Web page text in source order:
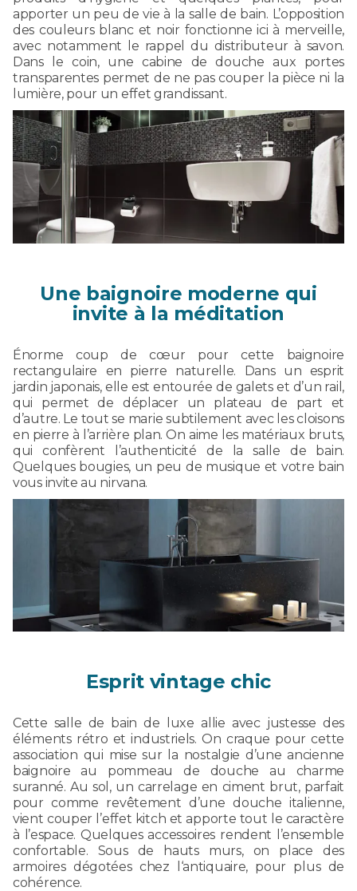
apporter un peu de vie à la salle de bain. L’opposition
des couleurs blanc et noir fonctionne ici à merveille,
avec notamment le rappel du distributeur à savon.
Dans le coin, une cabine de douche aux portes
transparentes permet de ne pas couper la pièce ni la
lumière, pour un effet grandissant.
Une baignoire moderne qui
invite à la méditation
Énorme coup de cœur pour cette baignoire
rectangulaire en pierre naturelle. Dans un esprit
jardin japonais, elle est entourée de galets et d’un rail,
qui permet de déplacer un plateau de part et
d’autre. Le tout se marie subtilement avec les cloisons
en pierre à l’arrière plan. On aime les matériaux bruts,
qui confèrent l’authenticité de la salle de bain.
Quelques bougies, un peu de musique et votre bain
vous invite au nirvana.
Esprit vintage chic
Cette salle de bain de luxe allie avec justesse des
éléments rétro et industriels. On craque pour cette
association qui mise sur la nostalgie d’une ancienne
baignoire au pommeau de douche au charme
suranné. Au sol, un carrelage en ciment brut, parfait
pour comme revêtement d’une douche italienne,
vient couper l’effet kitch et apporte tout le caractère
à l’espace. Quelques accessoires rendent l’ensemble
confortable. Sous de hauts murs, on place des
armoires dégotées chez l‘antiquaire, pour plus de
cohérence.